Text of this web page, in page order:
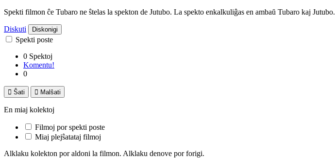
Spekti filmon ĉe Tubaro ne ŝtelas la spekton de Jutubo. La spekto enkalkuliĝas en ambaŭ Tubaro kaj Jutubo.
Diskuti Diskonigi
Spekti poste
0 Spektoj
Komentu!
0
 Ŝati  Malŝati
En miaj kolektoj
Filmoj por spekti poste
Miaj plejŝatataj filmoj
Alklaku kolekton por aldoni la filmon. Alklaku denove por forigi.